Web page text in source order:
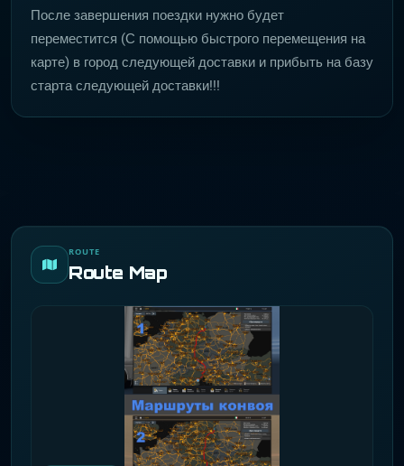
После завершения поездки нужно будет
переместится (С помощью быстрого перемещения на
карте) в город следующей доставки и прибыть на базу
старта следующей доставки!!!
ROUTE
Route Map